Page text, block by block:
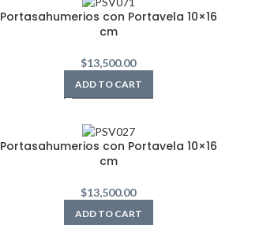
Portasahumerios con Portavela 10×16
cm
$13,500.00
ADD TO CART
Portasahumerios con Portavela 10×16
cm
$13,500.00
ADD TO CART